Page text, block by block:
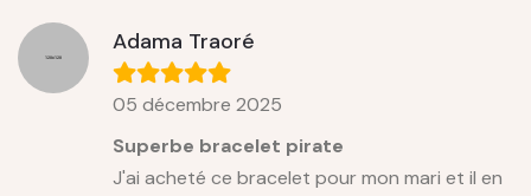
Adama Traoré
05 décembre 2025
Superbe bracelet pirate
J'ai acheté ce bracelet pour mon mari et il en